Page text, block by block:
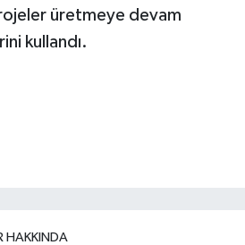
üretmeye devam
kullandı.
HAKKINDA